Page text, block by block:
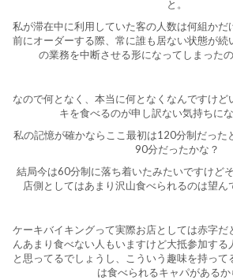
と。
私が滞在中に利用していた客の人数は何組かだ
前にオーダーする際、常に誰も居ない状態が続
の業務を中断させる形になってしまったの
なので何となく、本当に何となくなんですけど
キを食べるのが申し訳ない気持ちにな
私の記憶が確かならここ最初は120分制だった
90分だったかな？
結局今は60分制に落ち着いたみたいですけど
店側としてはあまり沢山食べられるのは望ん
ケーキバイキングって実際お店としては赤字だ
んあまり食べない人もいますけど大抵参加す
と思ってるでしょうし、こういう趣味を持って
は食べられるキャパがあるか